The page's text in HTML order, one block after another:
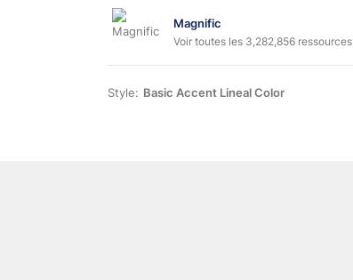
Magnific
Voir toutes les 3,282,856 ressources
Style: Basic Accent Lineal Color